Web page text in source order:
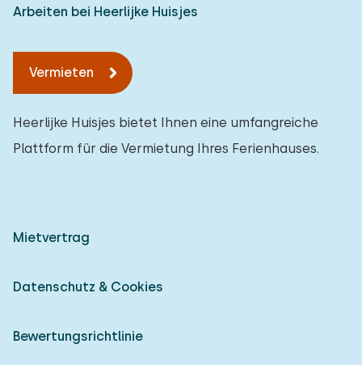
Arbeiten bei Heerlijke Huisjes
Vermieten
Heerlijke Huisjes bietet Ihnen eine umfangreiche
Plattform für die Vermietung Ihres Ferienhauses.
Mietvertrag
Datenschutz & Cookies
Bewertungsrichtlinie